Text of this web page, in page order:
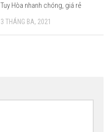
Tuy Hòa nhanh chóng, giá rẻ
3 THÁNG BA, 2021